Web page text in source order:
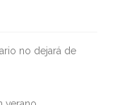
no dejará de